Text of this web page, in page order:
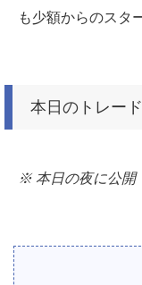
も少額からのスタ
本日のトレー
※ 本日の夜に公開